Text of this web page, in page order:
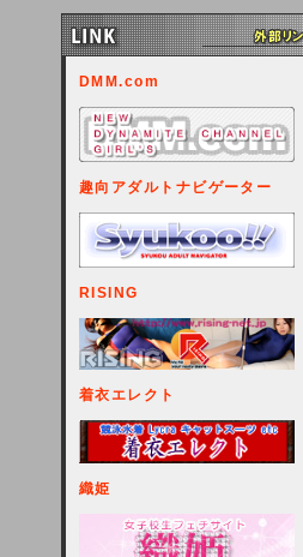
DMM.com
趣向アダルトナビゲーター
RISING
着衣エレクト
織姫